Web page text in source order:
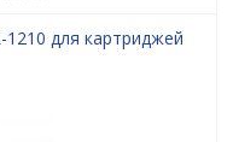
1210 для картриджей